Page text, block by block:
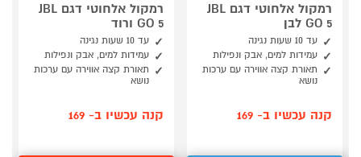
רמקול אלחוטי דגם JBL
GO 5 לבן
עד 10 שעות נגינה
עמידות למים, אבק ונפילות
תאורת קצה אווירה עם ערכות
נושא
קנה עכשיו ב- 169
רמקול אלחוטי דגם JBL
GO 5 ורוד
עד 10 שעות נגינה
עמידות למים, אבק ונפילות
תאורת קצה אווירה עם ערכות
נושא
קנה עכשיו ב- 169